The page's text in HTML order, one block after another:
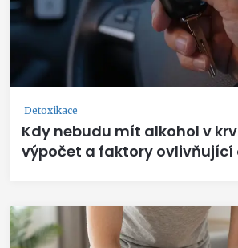
Detoxikace
Kdy nebudu mít alkohol v
výpočet a faktory